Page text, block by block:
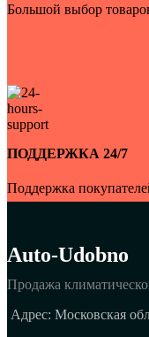
Большой выбор
ПОДДЕРЖКА 24/7
Поддержка
Auto-Udobno
Продажа
Адрес: Московская